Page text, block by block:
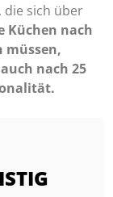
die sich über
Küchen nach
müssen,
nach 25